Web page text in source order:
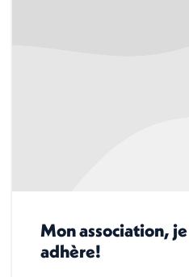
Mon association, je
adhère!